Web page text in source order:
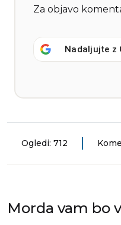
Za objavo
Nadaljujte z
Ogledi: 712
Morda vam bo